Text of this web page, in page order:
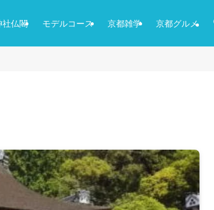
社仏閣 モデルコース 京都雑学 京都グルメ